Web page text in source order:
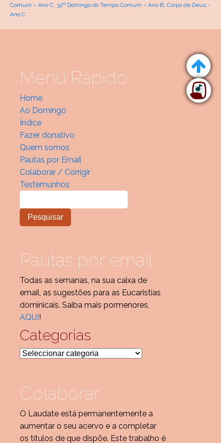
Comum – Ano C, 32º Domingo do Tempo Comum – Ano B, Corpo de Deus -
Ano C
Menu Rápido
Home
Ao Domingo
Índice
Fazer donativo
Quem somos
Pautas por Email
Colaborar / Corrigir
Testemunhos
Pautas por email
Todas as semanas, na sua caixa de
email, as sugestões para as Eucaristias
dominicais. Saiba mais pormenores,
AQUI !
Categorias
Categorias
Colaborar
O Laudate está permanentemente a
aumentar o seu acervo e a completar
os títulos de que dispõe. Este trabalho é